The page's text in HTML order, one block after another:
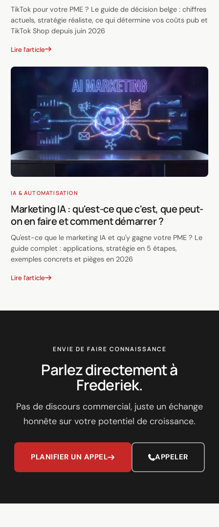
TikTok pour votre PME ? Le guide de décision belge : chiffres
actuels, stratégie réaliste, ce qui détermine vos coûts pub et
TikTok Shop depuis juin 2026
Lire l'article
IA & AUTOMATISATION
Marketing IA : qu'est-ce que c'est, que peut-
on en faire et comment démarrer ?
Qu'est-ce que le marketing IA et qu'y gagne votre PME ? Le
guide complet : applications, stratégie en 5 étapes,
exemples concrets et pièges en 2026
Lire l'article
ENVIE DE FAIRE CONNAISSANCE
Parlez directement à
Frederiek.
Pas de discours commercial, juste un échange
honnête sur votre potentiel de croissance.
PLANIFIER UN APPEL APPELER